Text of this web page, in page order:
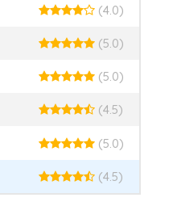
(4.0)
(5.0)
(5.0)
(4.5)
(5.0)
(4.5)